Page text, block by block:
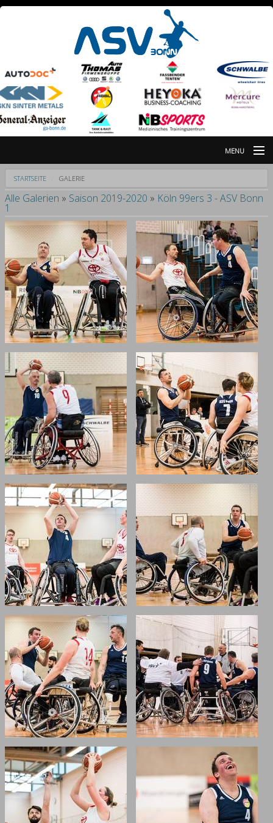
MENU
Nachrichten
Galerie
Partner
Breitensportabteilung
Verein
STARTSEITE GALERIE
Alle Galerien » Saison 2019-2020 » Köln 99ers 3 - ASV Bonn
1